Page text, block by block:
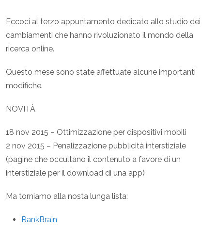
Eccoci al terzo appuntamento dedicato allo studio dei
cambiamenti che hanno rivoluzionato il mondo della
ricerca online.
Questo mese sono state affettuate alcune importanti
modifiche.
NOVITÀ
18 nov 2015 – Ottimizzazione per dispositivi mobili
2 nov 2015 – Penalizzazione pubblicità interstiziale
(pagine che occultano il contenuto a favore di un
interstiziale per il download di una app)
Ma torniamo alla nosta lunga lista:
RankBrain